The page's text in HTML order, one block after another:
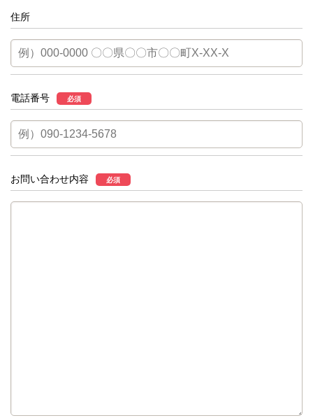
住所
電話番号 必須
お問い合わせ内容 必須